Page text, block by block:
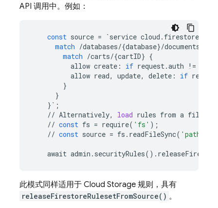
API 调用中。例如：
const source = `service cloud . firestore
match /databases/{database}/documents
match /carts/{cartID} {
allow create : if request.auth !=
allow read, update, delete : if
}
}
} ` ;
// Alternatively, load rules from a file
// const fs = require( 'fs' );
// const source = fs . readFileSync( 'path/
await admin . securityRules() .
此模式同样适用于 Cloud Storage 规则，具有
releaseFirestoreRulesetFromSource() 。